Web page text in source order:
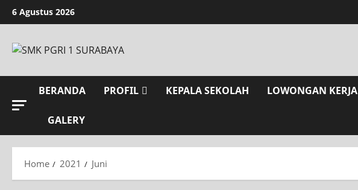
6 Agustus 2026
BERANDA PROFIL KEPALA SEKOLAH LOWONGAN KERJA
GALERY
Home 2021 Juni